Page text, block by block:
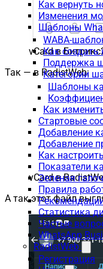
Как вернуть
Изменения
Шаблоны
WABA-
Как
Поддержка
Категории
Шаблоны
Как
Стартовые
Добавление
Добавление
Как
Показатели
Зеленая
Правила
Статистика
Частые
WhatsApp
RadistWeb
Регистрация
vCard в
Так — в RadistWeb:
vCard в
А так этот файл